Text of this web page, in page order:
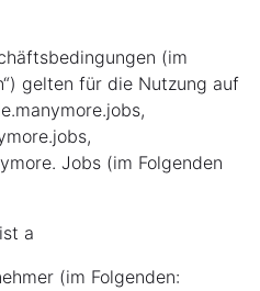
(im
gelten für die Nutzung auf
Jobs (im Folgenden
a
(im Folgenden: